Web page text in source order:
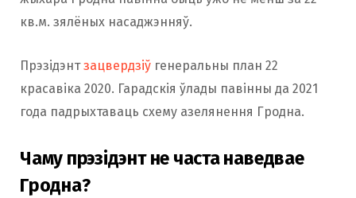
кв.м. зялёных насаджэнняў.
Прэзідэнтзацвердзіў генеральны план 22
красавіка 2020. Гарадскія ўлады павінны да 2021
года падрыхтаваць схему азелянення Гродна.
Чаму прэзідэнт не часта наведвае
Гродна?